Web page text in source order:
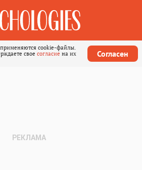
cookie-файлы.
свое согласие на их
Согласен